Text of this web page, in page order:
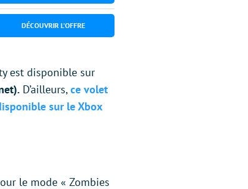
est disponible sur
D’ailleurs,ce volet
sur le Xbox
le mode « Zombies